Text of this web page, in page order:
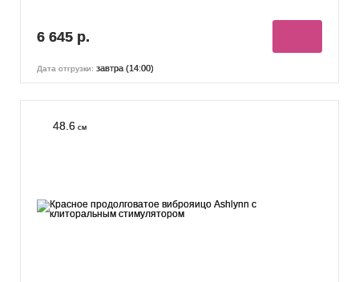
6 645 р.
Дата отгрузки: завтра (14:00)
48.6 см